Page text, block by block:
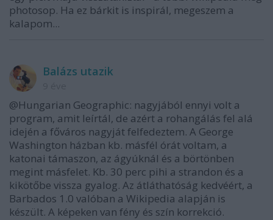
photosop. Ha ez bárkit is inspirál, megeszem a
kalapom...
Balázs utazik
@Hungarian Geographic: nagyjából ennyi volt a
program, amit leírtál, de azért a rohangálás fel alá
idején a főváros nagyját felfedeztem. A George
Washington házban kb. másfél órát voltam, a
katonai támaszon, az ágyúknál és a börtönben
megint másfelet. Kb. 30 perc pihi a strandon és a
kikötőbe vissza gyalog. Az átláthatóság kedvéért, a
Barbados 1.0 valóban a Wikipedia alapján is
készült. A képeken van fény és szín korrekció.